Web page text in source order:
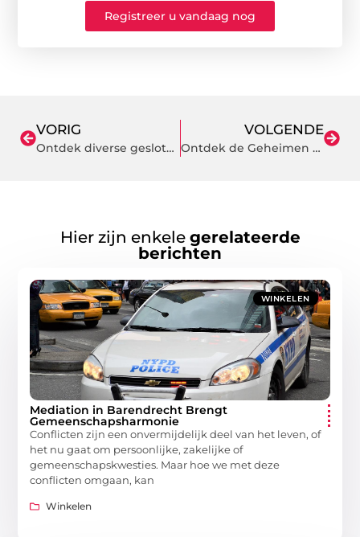
Registreer u vandaag nog
VORIG
Ontdek diverse gesloten aanhangers voor verhuur bij JobCar
VOLGENDE
Ontdek de Geheimen van Een Succesvolle Makelaar in Zeist
Hier zijn enkele gerelateerde
berichten
WINKELEN
Mediation in Barendrecht Brengt
Gemeenschapsharmonie
Conflicten zijn een onvermijdelijk deel van het leven, of
het nu gaat om persoonlijke, zakelijke of
gemeenschapskwesties. Maar hoe we met deze
conflicten omgaan, kan
Winkelen